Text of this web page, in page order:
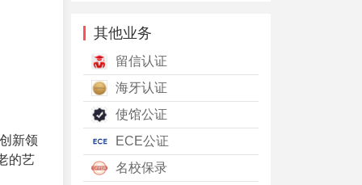
新领
的艺
其他业务
留信认证
海牙认证
使馆公证
ECE公证
名校保录